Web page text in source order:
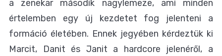
a zenekar második nagylemeze, ami minden
értelemben egy új kezdetet fog jelenteni a
formáció életében. Ennek jegyében kérdeztük ki
Marcit, Danit és Janit a hardcore jelenéről, a